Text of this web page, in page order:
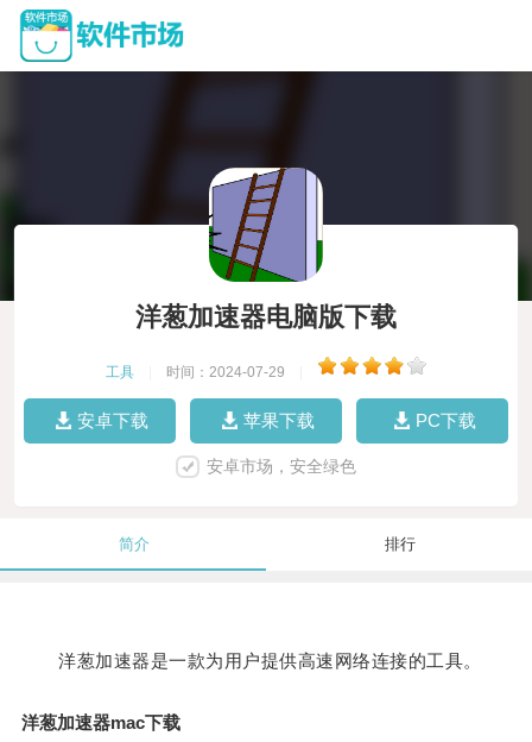
洋葱加速器电脑版下载
工具 时间：2024-07-29
安卓下载 苹果下载 PC下载
安卓市场，安全绿色
简介 排行
洋葱加速器是一款为用户提供高速网络连接的工具。
洋葱加速器mac下载